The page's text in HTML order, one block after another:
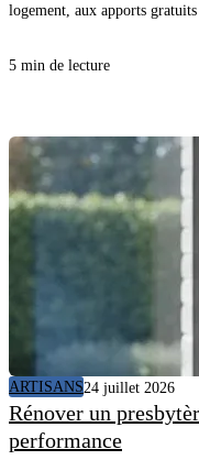
logement, aux apports
et quelles données il utilise,
5 min de lecture
ARTISANS24 juillet 2026
Rénover un
performance